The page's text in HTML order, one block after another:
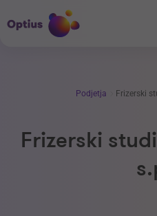
Podjetja Frizerski
Frizerski